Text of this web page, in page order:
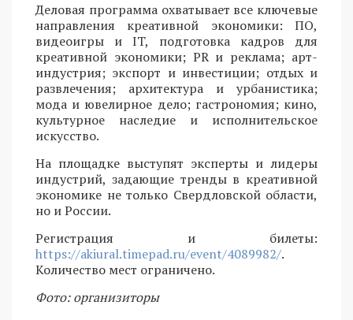
Деловая программа охватывает все ключевые
направления креативной экономики: ПО,
видеоигры и IT, подготовка кадров для
креативной экономики; PR и реклама; арт-
индустрия; экспорт и инвестиции; отдых и
развлечения; архитектура и урбанистика;
мода и ювелирное дело; гастрономия; кино,
культурное наследие и исполнительское
искусство.
На площадке выступят эксперты и лидеры
индустрий, задающие тренды в креативной
экономике не только Свердловской области,
но и России.
Регистрация и билеты:
https://akiural.timepad.ru/event/4089982/.
Количество мест ограничено.
Фото: организиторы